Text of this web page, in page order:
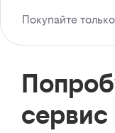
Покупайте
сервис